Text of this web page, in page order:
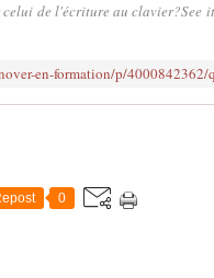
de l'écriture au clavier?See
en-formation/p/4000842362/
0